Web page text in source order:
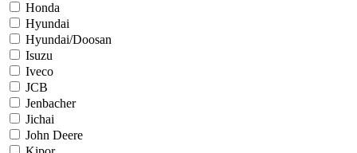
Honda
Hyundai
Hyundai/Doosan
Isuzu
Iveco
JCB
Jenbacher
Jichai
John Deere